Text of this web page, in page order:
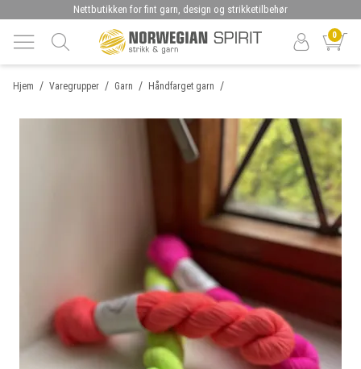
Nettbutikken for fint garn, design og strikketilbehør
0
/
Hjem /
Varegrupper /
Garn /
Håndfarget garn